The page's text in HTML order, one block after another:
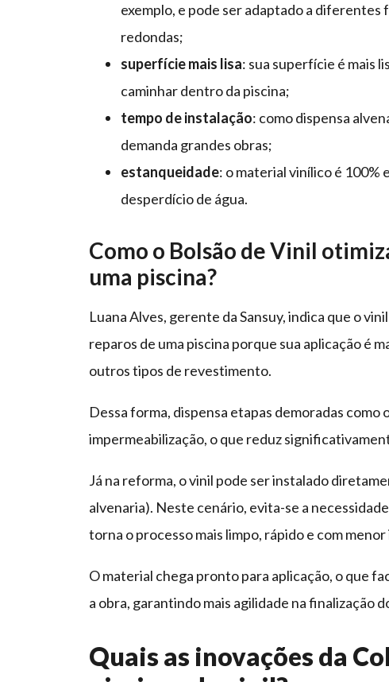
exemplo, e pode ser adaptado a diferentes
redondas;
superfície mais lisa: sua superfície é mais
caminhar dentro da piscina;
tempo de instalação: como dispensa
demanda grandes obras;
estanqueidade: o material vinílico é 100%
desperdício de água.
Como o Bolsão de Vinil
uma piscina?
Luana Alves, gerente da Sansuy, indica que o
reparos de uma piscina porque sua aplicação é
outros tipos de revestimento.
Dessa forma, dispensa etapas demoradas como
impermeabilização, o que reduz
Já na reforma, o vinil pode ser instalado
alvenaria). Neste cenário, evita-se a
torna o processo mais limpo, rápido e com
O material chega pronto para aplicação, o que
a obra, garantindo mais agilidade na finalização
Quais as inovações da